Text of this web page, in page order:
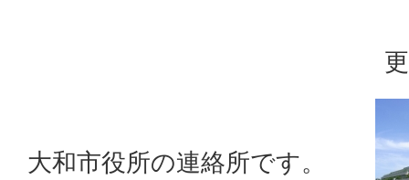
大和市役所の連絡所です。